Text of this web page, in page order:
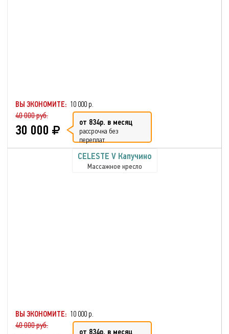
ВЫ ЭКОНОМИТЕ: 10 000 р.
40 000 руб.
30 000 от 834р. в месяц
рассрочка без
переплат
CELESTE V Капучино
Массажное кресло
ВЫ ЭКОНОМИТЕ: 10 000 р.
40 000 руб.